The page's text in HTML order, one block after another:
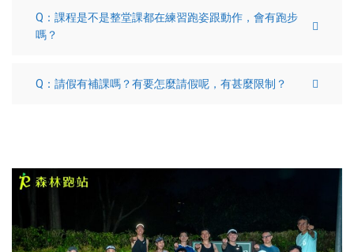
Q：課程是不是整堂課都在練習跑姿跟動作，會有跑步
嗎？
Q：請假有補課嗎？有要怎麼請假呢，有甚麼限制？